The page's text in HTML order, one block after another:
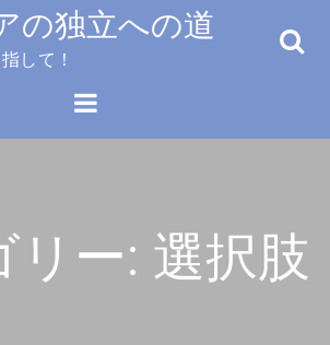
の独立への道
して！
リー: 選択肢